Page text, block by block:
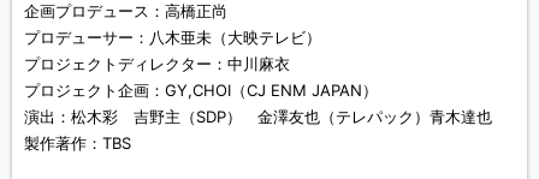
企画プロデュース：高橋正尚
プロデューサー：八木亜未（大映テレビ）
プロジェクトディレクター：中川麻衣
プロジェクト企画：GY,CHOI（CJ ENM JAPAN）
演出：松木彩 吉野主（SDP） 金澤友也（テレパック）青木達也
製作著作：TBS